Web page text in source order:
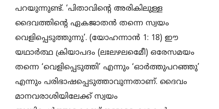
പറയുന്നുണ്ട്. ‘പിതാവിന്റെ അരികിലുള്ള
ദൈവത്തിന്റെ ഏകജാതന്‍ തന്നെ സ്വയം
വെളിപ്പെടുത്തുന്നു’. (യോഹന്നാന്‍ 1: 18) ഈ
യഥാര്‍ത്ഥ ക്രിയാപദം (ലഃലഴലമെീേ) ഒരേസമയം
തന്നെ ‘വെളിപ്പെടുത്തി’ എന്നും ‘ഓര്‍ത്തുപറഞ്ഞു’
എന്നും പരിഭാഷപ്പെടുത്താവുന്നതാണ്. ദൈവം
മാനവരാശിയിലേക്ക് സ്വയം